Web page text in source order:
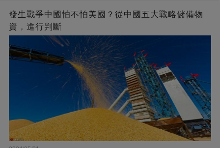
發生戰爭中國怕不怕美國？從中國五大戰略儲備物
資，進行判斷